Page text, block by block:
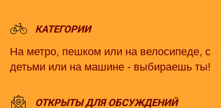
КАТЕГОРИИ
На метро, пешком или на велосипеде, с
детьми или на машине - выбираешь ты!
ОТКРЫТЫ ДЛЯ ОБСУЖДЕНИЙ